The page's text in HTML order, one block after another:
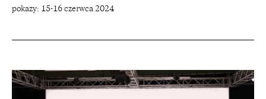
pokazy: 15-16 czerwca 2024